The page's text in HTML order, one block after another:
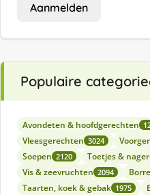
Aanmelden
Populaire
Avondeten & hoofdgerechten
Vleesgerechten 3024
Soepen 2120 Toetjes &
Vis & zeevruchten 2094
Taarten, koek & gebak 1975